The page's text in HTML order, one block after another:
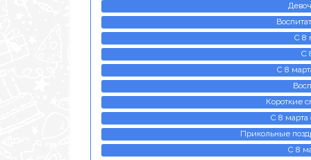
С 8
С
С 8
Короткие
С 8 марта
Прикольные
С 8